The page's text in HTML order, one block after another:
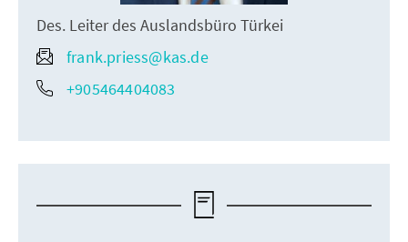
Des. Leiter des Auslandsbüro Türkei
frank.priess@kas.de
+905464404083